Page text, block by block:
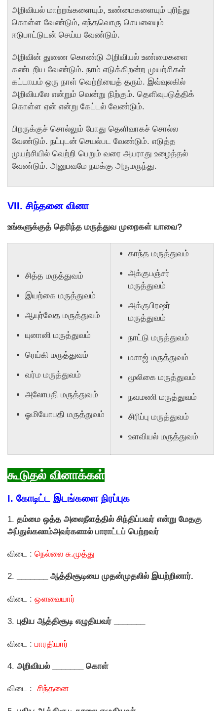
அறிவியல் மாற்றங்களையும், உண்மைகளையும் புரிந்து
கொள்ள வேண்டும், எந்தவொரு செயலையும்
ஈடுபாட்டுடன் செய்ய வேண்டும்.
அறிவின் துணை கொண்டு அறிவியல் உண்மைகளை
கண்டறிய வேண்டும். நாம் எடுக்கிறன்ற முயற்சிகள்
கட்டாயம் ஒரு நாள் வெற்றியைத் தரும். இவ்வுலகில்
அறிவியலே என்றும் வென்று நிற்கும். தெளிவுபடுத்திக்
கொள்ள ஏன் என்று கேட்டல் வேண்டும்.
பிறருக்குச் சொல்லும் போது தெளிவாகச் சொல்ல
வேண்டும். நட்புடன் செயல்பட வேண்டும். எடுத்த
முயற்சியில் வெற்றி பெறும் வரை அயராது உழைத்தல்
வேண்டும். அனுபவமே நமக்கு அருமருந்து.
VII. சிந்தனை வினா
உங்களுக்குத் தெரிந்த மருத்துவ முறைகள் யாவை?
சித்த மருத்துவம்
இயற்கை மருத்துவம்
ஆயுர்வேத மருத்துவம்
யுனானி மருத்துவம்
ரெய்கி மருத்துவம்
வர்ம மருத்துவம்
அலோபதி மருத்துவம்
ஓமியோபதி மருத்துவம்
காந்த மருத்துவம்
அக்குபஞ்சர்
மருத்துவம்
அக்குபிரஷர்
மருத்துவம்
நாட்டு மருத்துவம்
மசாஜ் மருத்துவம்
மூலிகை மருத்துவம்
நவமணி மருத்துவம்
சிரிப்பு மருத்துவம்
உளவியல் மருத்துவம்
கூடுதல் வினாக்கள்
I. கோடிட்ட இடங்களை நிரப்புக
1. தம்மை ஒத்த அலைநீளத்தில் சிந்திப்பவர் என்று மேதகு
அப்துல்கலாம்அவர்களால் பாராட்டப் பெற்றவர்
விடை : நெல்லை சு.முத்து
2. ஆத்திசூடியை முதன்முதலில் இயற்றினார்.
விடை : ஔவையார்
3. புதிய ஆத்திசூடி எழுதியவர் _______
விடை : பாரதியார்
4. அறிவியல் _______ கொள்
விடை : சிந்தனை